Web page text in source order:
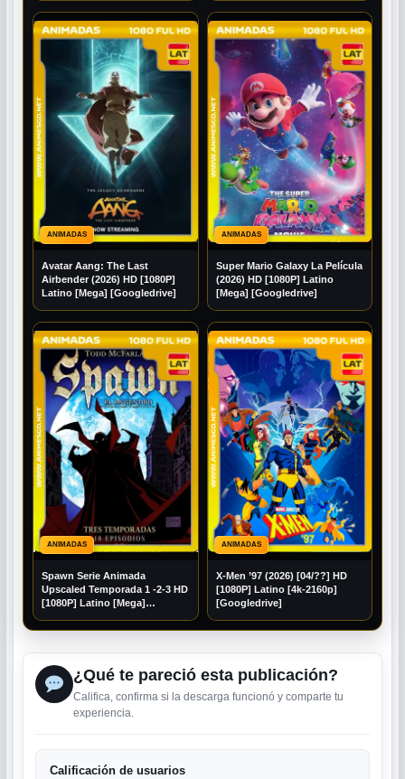
ANIMADAS
Avatar Aang: The Last
Airbender (2026) HD [1080P]
Latino [Mega] [Googledrive]
ANIMADAS
Super Mario Galaxy La Película
(2026) HD [1080P] Latino
[Mega] [Googledrive]
ANIMADAS
Spawn Serie Animada
Upscaled Temporada 1 -2-3 HD
[1080P] Latino [Mega]
ANIMADAS
X-Men ’97 (2026) [04/??] HD
[1080P] Latino [4k-2160p]
[Googledrive]
¿Qué te pareció esta publicación?
Califica, confirma si la descarga funcionó y comparte tu
experiencia.
Calificación de usuarios